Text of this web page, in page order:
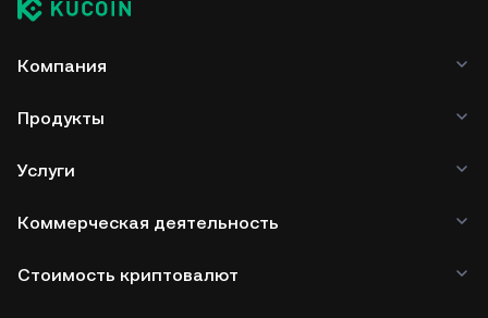
Компания
Продукты
Услуги
Коммерческая деятельность
Стоимость криптовалют